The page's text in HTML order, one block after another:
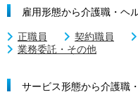
雇用形態から介護職・ヘ
正職員 契約職員
業務委託・その他
サービス形態から介護職